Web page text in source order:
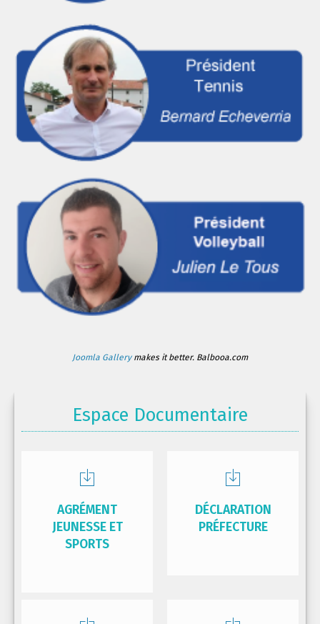
Joomla Gallerymakes it better. Balbooa.com
Espace Documentaire
AGRÉMENT
JEUNESSE ET
SPORTS
DÉCLARATION
PRÉFECTURE